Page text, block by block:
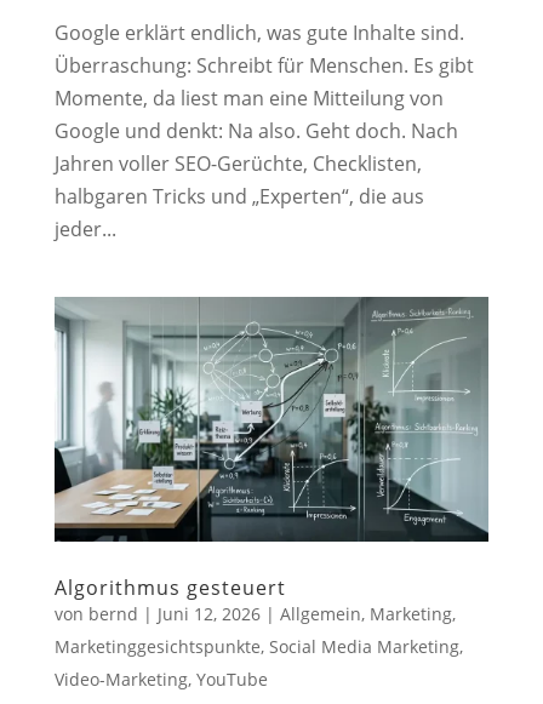
Google erklärt endlich, was gute Inhalte sind.
Überraschung: Schreibt für Menschen. Es gibt
Momente, da liest man eine Mitteilung von
Google und denkt: Na also. Geht doch. Nach
Jahren voller SEO-Gerüchte, Checklisten,
halbgaren Tricks und „Experten“, die aus
jeder...
Algorithmus gesteuert
von bernd | Juni 12, 2026| Allgemein, Marketing,
Marketinggesichtspunkte, Social Media Marketing,
Video-Marketing, YouTube